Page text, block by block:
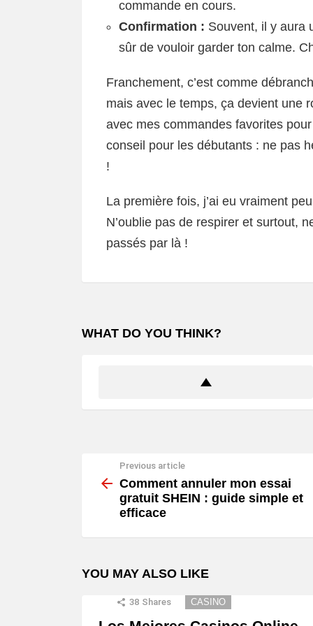
commande en cours.
Confirmation : Souvent, il y aura
sûr de vouloir garder ton calme.
Franchement, c’est comme
mais avec le temps, ça devient une
avec mes commandes favorites
conseil pour les débutants : ne pas
!
La première fois, j’ai eu vraiment
N’oublie pas de respirer et surtout,
passés par là !
WHAT DO YOU THINK?
more
Previous article
Comment annuler mon essai
gratuit SHEIN : guide simple et
efficace
YOU MAY ALSO LIKE
38 Shares CASINO